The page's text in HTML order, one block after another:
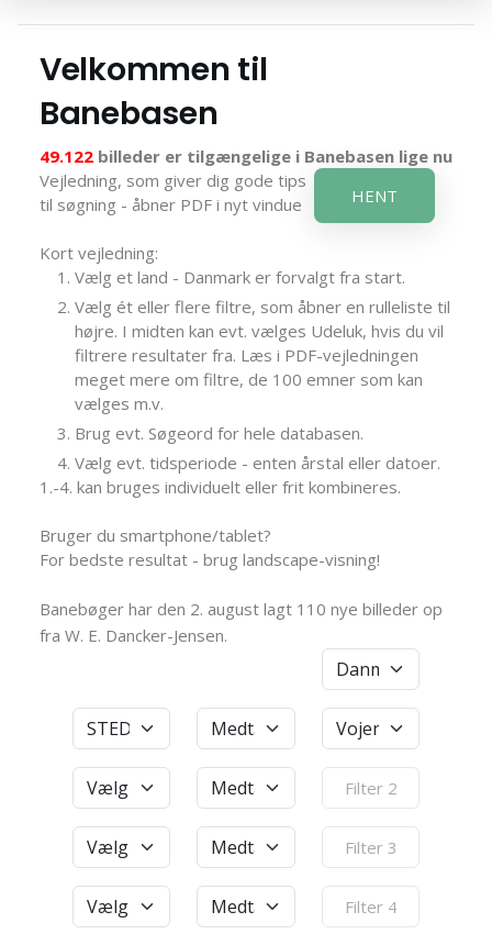
Velkommen til
Banebasen
49.122 billeder er tilgængelige i Banebasen lige nu
Vejledning, som giver dig gode tips
til søgning - åbner PDF i nyt vindue
HENT
Kort vejledning:
Vælg et land - Danmark er forvalgt fra start.
Vælg ét eller flere filtre, som åbner en rulleliste til
højre. I midten kan evt. vælges Udeluk, hvis du vil
filtrere resultater fra. Læs i PDF-vejledningen
meget mere om filtre, de 100 emner som kan
vælges m.v.
Brug evt. Søgeord for hele databasen.
Vælg evt. tidsperiode - enten årstal eller datoer.
1.-4. kan bruges individuelt eller frit kombineres.
Bruger du smartphone/tablet?
For bedste resultat - brug landscape-visning!
Banebøger har den 2. august lagt 110 nye billeder op
fra W. E. Dancker-Jensen.